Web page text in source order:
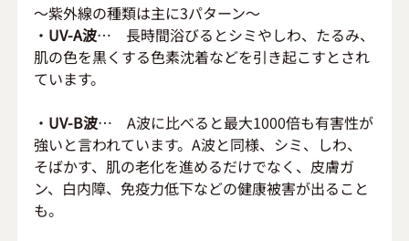
～紫外線の種類は主に3パターン～
・ UV-A波…　長時間浴びるとシミやしわ、たるみ、
肌の色を黒くする色素沈着などを引き起こすとされ
ています。
・ UV-B波…　A波に比べると最大1000倍も有害性が
強いと言われています。A波と同様、シミ、しわ、
そばかす、肌の老化を進めるだけでなく、皮膚ガ
ン、白内障、免疫力低下などの健康被害が出ること
も。